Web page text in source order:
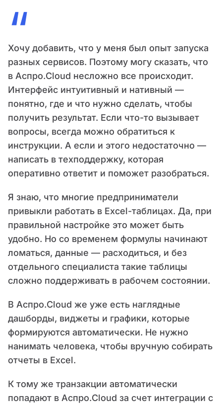
“
Хочу добавить, что у меня был опыт запуска
разных сервисов. Поэтому могу сказать, что
в Аспро.Cloud несложно все происходит.
Интерфейс интуитивный и нативный —
понятно, где и что нужно сделать, чтобы
получить результат. Если что-то вызывает
вопросы, всегда можно обратиться к
инструкции. А если и этого недостаточно —
написать в техподдержку, которая
оперативно ответит и поможет разобраться.
Я знаю, что многие предприниматели
привыкли работать в Excel-таблицах. Да, при
правильной настройке это может быть
удобно. Но со временем формулы начинают
ломаться, данные — расходиться, и без
отдельного специалиста такие таблицы
сложно поддерживать в рабочем состоянии.
В Аспро.Cloud же уже есть наглядные
дашборды, виджеты и графики, которые
формируются автоматически. Не нужно
нанимать человека, чтобы вручную собирать
отчеты в Excel.
К тому же транзакции автоматически
попадают в Аспро.Cloud за счет интеграции с